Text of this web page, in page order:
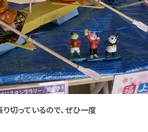
切っているので、ぜひ一度